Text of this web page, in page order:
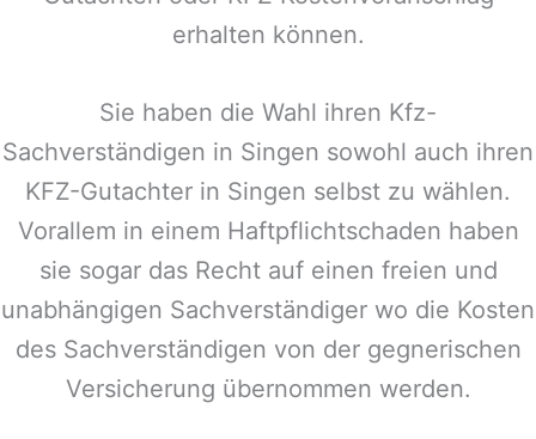
erhalten können.
Sie haben die Wahl ihren Kfz-
Sachverständigen in Singen sowohl auch ihren
KFZ-Gutachter in Singen selbst zu wählen.
Vorallem in einem Haftpflichtschaden haben
sie sogar das Recht auf einen freien und
unabhängigen Sachverständiger wo die Kosten
des Sachverständigen von der gegnerischen
Versicherung übernommen werden.